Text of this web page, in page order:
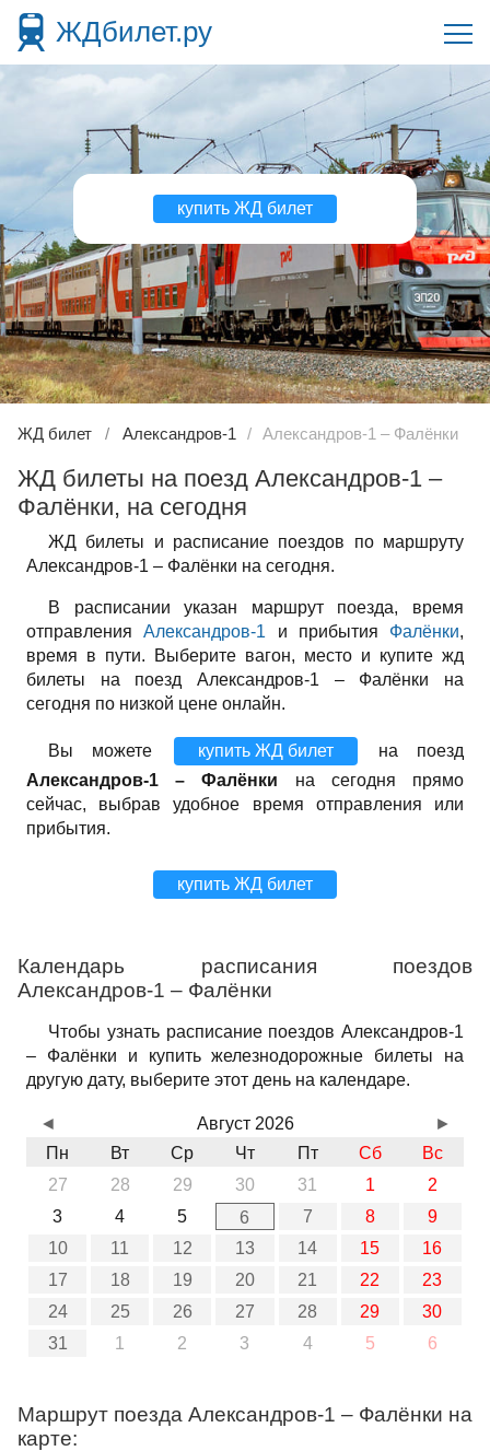
ЖДбилет.ру
купить ЖД билет
ЖД билет Александров-1 Александров-1 – Фалёнки
ЖД билеты на поезд Александров-1 –
Фалёнки, на сегодня
ЖД билеты и расписание поездов по маршруту
Александров-1 – Фалёнки на сегодня.
В расписании указан маршрут поезда, время
отправленияАлександров-1 и прибытия Фалёнки,
время в пути. Выберите вагон, место и купите жд
билеты на поезд Александров-1 – Фалёнки на
сегодня по низкой цене онлайн.
Вы можете купить ЖД билет
на поезд
Александров-1 – Фалёнки на сегодня прямо
сейчас, выбрав удобное время отправления или
прибытия.
купить ЖД билет
Календарь расписания поездов
Александров-1 – Фалёнки
Чтобы узнать расписание поездов Александров-1
– Фалёнки и купить железнодорожные билеты на
другую дату, выберите этот день на календаре.
Август 2026
Пн
Вт Ср Чт Пт Сб
Вс
27
28 29 30 31 1
2
3
4 5 6 7 8
9
10
11 12 13 14 15
16
17
18 19 20 21 22
23
24
25 26 27 28 29
30
31
1 2 3 4 5 6
◄ ►
Маршрут поезда Александров-1 – Фалёнки на
карте: